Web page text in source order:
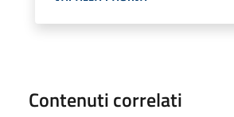
Contenuti correlati